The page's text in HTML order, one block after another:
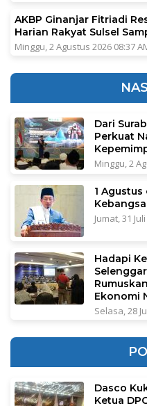
AKBP Ginanjar Fitriadi
Harian Rakyat Sulsel
Minggu, 2 Agustus 2026 08:37
Dari
Perkuat
Minggu, 2
1
Jumat, 31
Hadapi
Ekonomi
Selasa, 28
Dasco
Ketua